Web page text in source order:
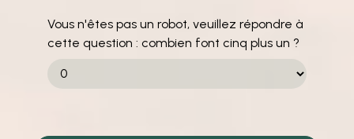
Vous n'êtes pas un robot, veuillez répondre à
cette question : combien font cinq plus un ?